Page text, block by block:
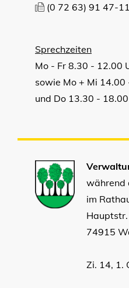
(0 72 63) 91 47-11
Sprechzeiten
Mo - Fr 8.30 - 12.00
sowie Mo + Mi
und Do 13.30 -
während
im
Hauptstr.
74915
Zi. 14, 1.